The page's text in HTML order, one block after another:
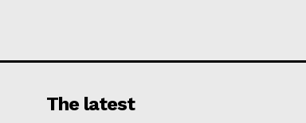
The latest